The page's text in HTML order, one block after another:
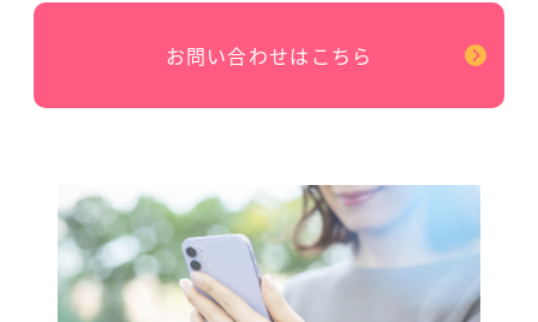
お問い合わせはこちら